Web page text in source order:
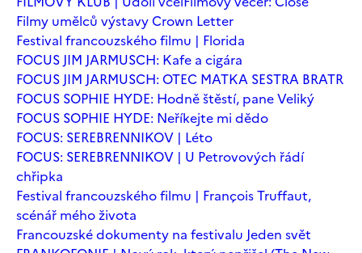
Filmy umělců výstavy Crown Letter
Festival francouzského filmu | Florida
FOCUS JIM JARMUSCH: Kafe a cigára
FOCUS JIM JARMUSCH: OTEC MATKA SESTRA BRATR
FOCUS SOPHIE HYDE: Hodně štěstí, pane Veliký
FOCUS SOPHIE HYDE: Neříkejte mi dědo
FOCUS: SEREBRENNIKOV | Léto
FOCUS: SEREBRENNIKOV | U Petrovových řádí
chřipka
Festival francouzského filmu | François Truffaut,
scénář mého života
Francouzské dokumenty na festivalu Jeden svět